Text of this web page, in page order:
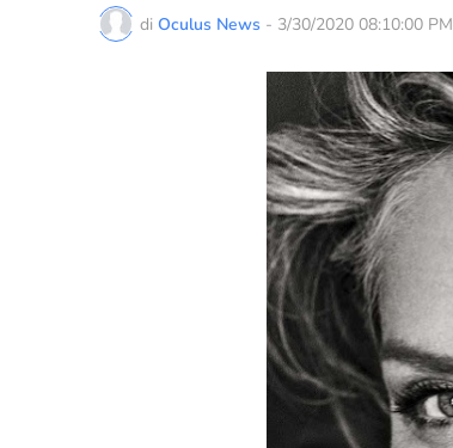
di Oculus News - 3/30/2020 08:10:00 PM